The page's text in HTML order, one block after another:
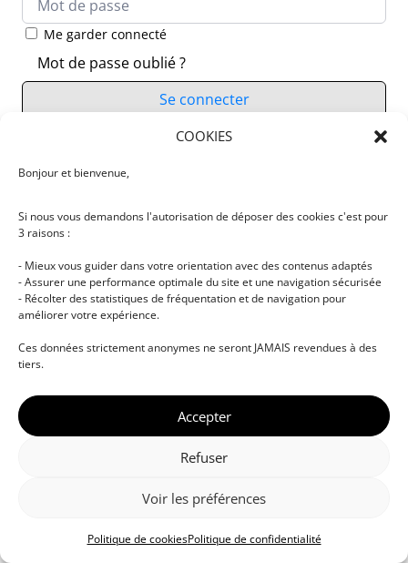
COOKIES
Bonjour et bienvenue,
Si nous vous demandons l'autorisation de déposer des cookies c'est pour
3 raisons :
- Mieux vous guider dans votre orientation avec des contenus adaptés
- Assurer une performance optimale du site et une navigation sécurisée
- Récolter des statistiques de fréquentation et de navigation pour
améliorer votre expérience.
Ces données strictement anonymes ne seront JAMAIS revendues à des
tiers.
Accepter
Refuser
Voir les préférences
Politique de cookiesPolitique de confidentialité
Me garder connecté
Mot de passe oublié ?
Se connecter
Vous n’avez pas de compte ?
musicale • Certifications professionnelles • Paris •